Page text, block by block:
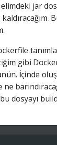
jar
gibi
İçinde
dosyayı